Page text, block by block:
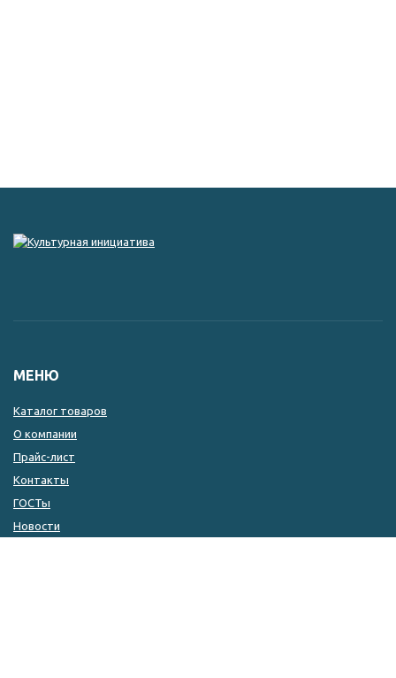
МЕНЮ
Каталог товаров
О компании
Прайс-лист
Контакты
ГОСТы
Новости